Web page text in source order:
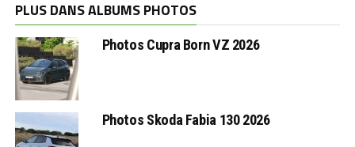
PLUS DANS ALBUMS PHOTOS
Photos Cupra Born VZ 2026
Photos Skoda Fabia 130 2026